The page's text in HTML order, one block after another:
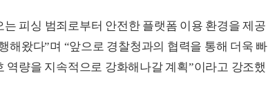
피싱 범죄로부터 안전한 플랫폼 이용 환경을 제공
해왔다”며 “앞으로 경찰청과의 협력을 통해 더욱 빠
량을 지속적으로 강화해나갈 계획”이라고 강조했